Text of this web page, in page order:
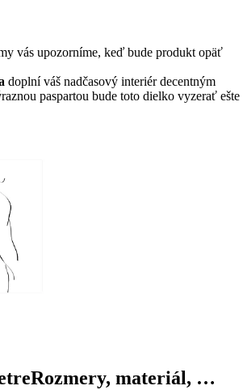
vás upozorníme, keď bude produkt opäť
doplní váš nadčasový interiér decentným
paspartou bude toto dielko vyzerať ešte
Rozmery, materiál, …